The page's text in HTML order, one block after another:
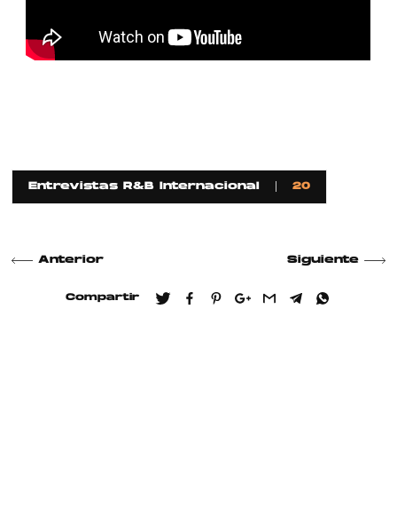
Entrevistas R&B Internacional 20
Anterior Siguiente
Compartir